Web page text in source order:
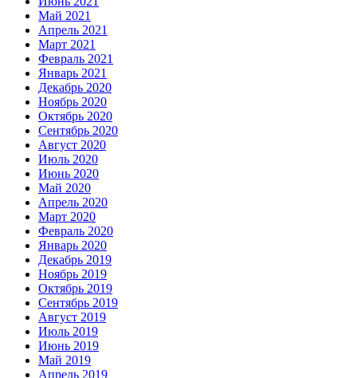
Май 2021
Апрель 2021
Март 2021
Февраль 2021
Январь 2021
Декабрь 2020
Ноябрь 2020
Октябрь 2020
Сентябрь 2020
Август 2020
Июль 2020
Июнь 2020
Май 2020
Апрель 2020
Март 2020
Февраль 2020
Январь 2020
Декабрь 2019
Ноябрь 2019
Октябрь 2019
Сентябрь 2019
Август 2019
Июль 2019
Июнь 2019
Май 2019
Апрель 2019